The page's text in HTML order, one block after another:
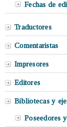
Fechas de
Traductores
Comentaristas
Impresores
Editores
Bibliotecas y
Poseedores